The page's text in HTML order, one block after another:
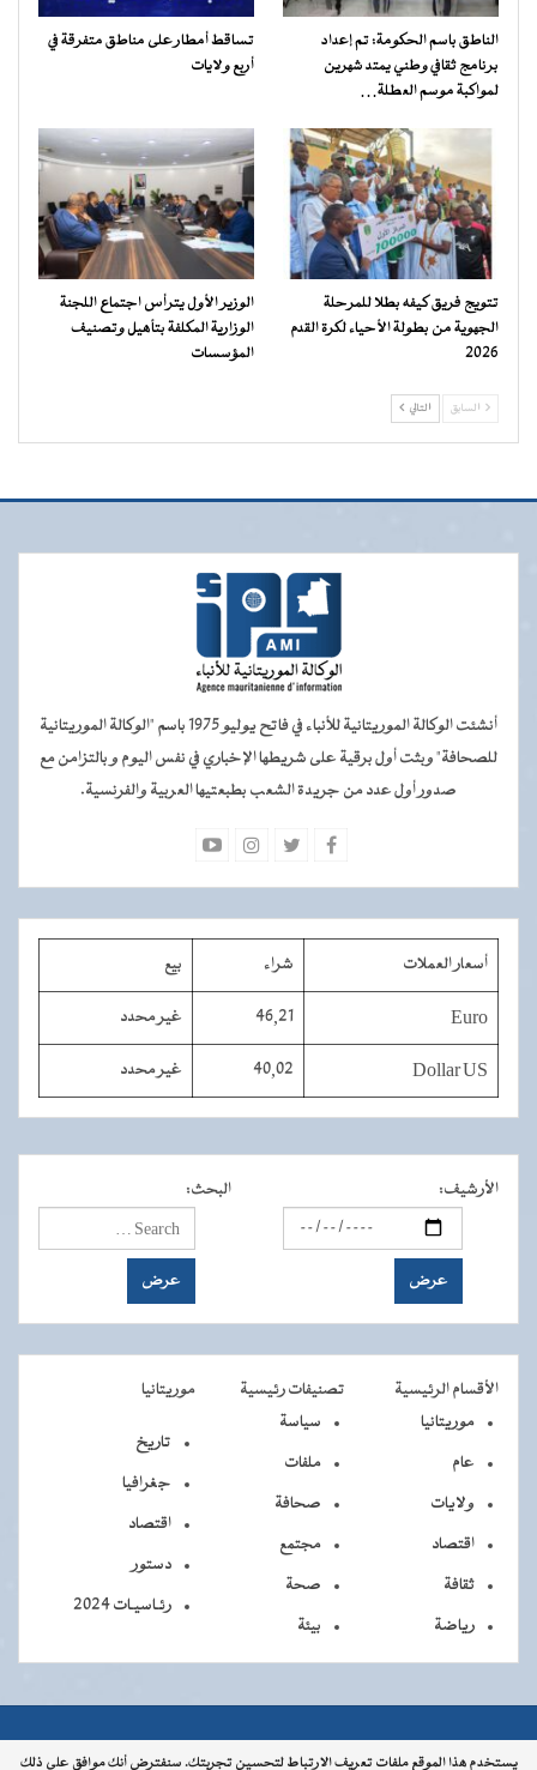
الناطق باسم الحكومة: تم إعداد
برنامج ثقافي وطني يمتد شهرين
لمواكبة موسم العطلة…
تساقط أمطار على مناطق متفرقة في
أربع ولايات
تتويج فريق كيفه بطلا للمرحلة
الجهوية من بطولة الأحياء لكرة القدم
2026
الوزير الأول يترأس اجتماع اللجنة
الوزارية المكلفة بتأهيل وتصنيف
المؤسسات
السابق التالي
أنشئت الوكالة الموريتانية للأنباء في فاتح يوليو 1975 باسم "الوكالة الموريتانية
للصحافة" وبثت أول برقية على شريطها الإخباري في نفس اليوم و بالتزامن مع
صدور أول عدد من جريدة الشعب بطبعتيها العربية والفرنسية.
أسعار العملات شراء بيع
Euro
46,21 غير محدد
Dollar US
40,02 غير محدد
الأرشيف: البحث:
الأقسام الرئيسية تصنيفات رئيسية
موريتانيا
موريتانيا
عام
ولايات
اقتصاد
ثقافة
رياضة
سياسة
ملفات
صحافة
مجتمع
صحة
بيئة
تاريخ
جغرافيا
اقتصاد
دستور
رئـاسيـات 2024
جميــــع جميع الحقوق محفوظة © 2026 - الوكالة الموريتانية للأنباء
يستخدم هذا الموقع ملفات تعريف الارتباط لتحسين تجربتك. سنفترض أنك موافق على ذلك